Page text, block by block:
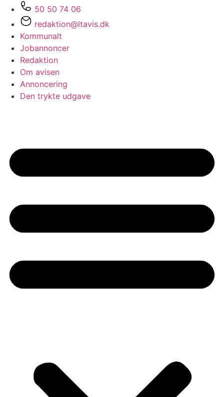
50 50 74 06
redaktion@ltavis.dk
Kommunalt
Jobannoncer
Redaktion
Om avisen
Annoncering
Den trykte udgave